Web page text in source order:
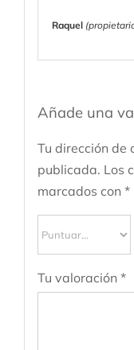
Raquel
Añade una
Tu dirección de
publicada. Los
marcados con *
Tu valoración *